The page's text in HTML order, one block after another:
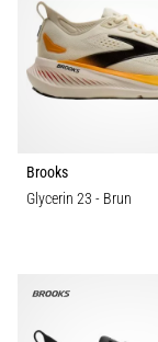
Brooks
Glycerin 23 - Brun